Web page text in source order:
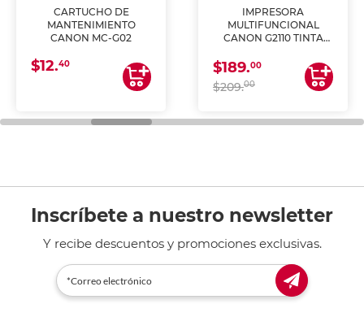
CARTUCHO DE
MANTENIMIENTO
CANON MC-G02
$12.40
IMPRESORA
MULTIFUNCIONAL
CANON G2110 TINTA
$189.00
$209.00
Inscríbete a nuestro newsletter
Y recibe descuentos y promociones exclusivas.